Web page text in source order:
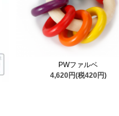
PWファルベ
4,620円(税420円)